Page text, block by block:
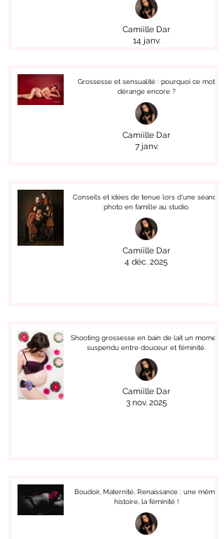
Camiille Dar
14 janv.
Grossesse et sensualité : pourquoi ce mot
dérange encore ?
Camiille Dar
7 janv.
Conseils et idées de tenue lors d'une séance
photo en famille au studio.
Camiille Dar
4 déc. 2025
Shooting grossesse en bain de lait un moment
suspendu entre douceur et féminité.
Camiille Dar
3 nov. 2025
Boudoir, Maternité, Renaissance : une même
histoire, la féminité !